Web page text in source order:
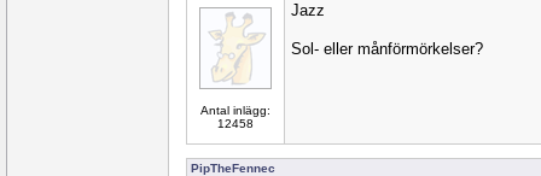
Antal inlägg:
12458
Jazz
Sol- eller månförmörkelser?
PipTheFennec